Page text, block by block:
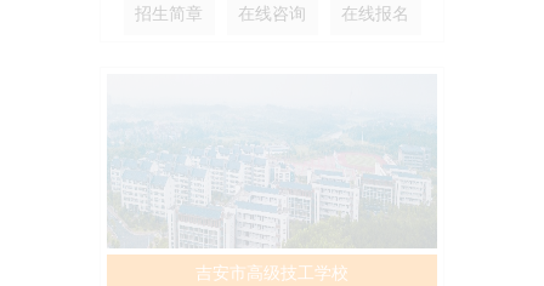
招生简章 在线咨询 在线报名
吉安市高级技工学校